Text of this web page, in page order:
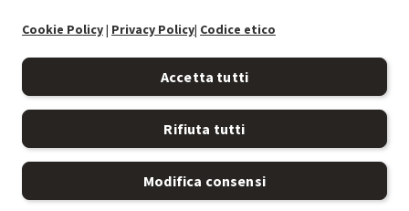
Cookie Policy| Privacy Policy| Codice etico
Accetta tutti
Rifiuta tutti
Modifica consensi